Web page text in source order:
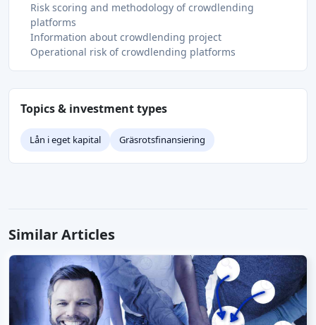
Risk scoring and methodology of crowdlending
platforms
Information about crowdlending project
Operational risk of crowdlending platforms
Topics & investment types
Lån i eget kapital Gräsrotsfinansiering
Similar Articles